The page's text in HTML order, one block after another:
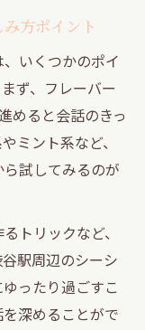
ーシャの選び
利用ポイント
ーシャの魅
方ポイント
いくつかのポイ
ず、フレーバー
めると会話のきっ
ミント系など、
試してみるのが
トリックなど、
駅周辺のシーシ
ったり過ごすこ
深めることがで